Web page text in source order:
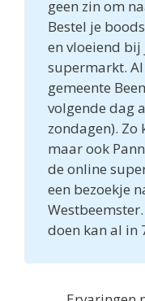
geen zin om
Bestel je
en vloeiend
supermarkt.
gemeente
volgende dag
zondagen).
maar ook
de online
een bezoekje
doen kan al in